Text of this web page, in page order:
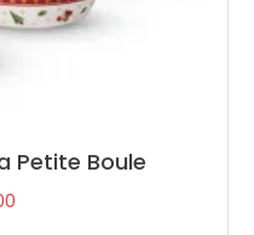
Petite Boule